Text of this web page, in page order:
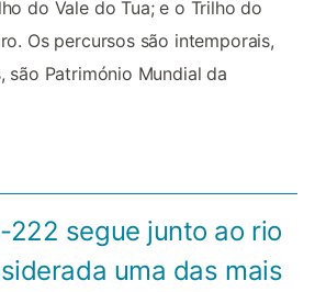
do Vale do Tua; e o Trilho do
Os percursos são intemporais,
são Património Mundial da
222 segue junto ao rio
uma das mais